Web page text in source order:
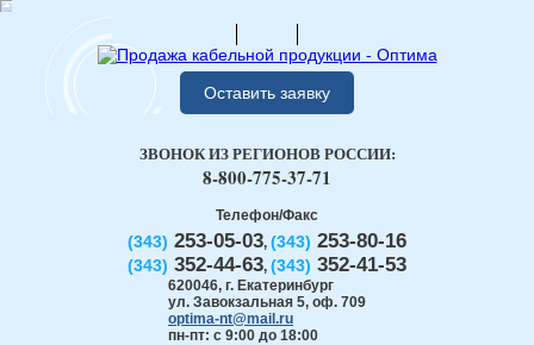
Оставить заявку
Телефон/Факс
(343) 253-05-03, (343) 253-80-16
(343) 352-44-63, (343) 352-41-53
620046, г. Екатеринбург
ул. Завокзальная 5, оф. 709
optima-nt@mail.ru
пн-пт: с 9:00 до 18:00
ЗВОНОК ИЗ РЕГИОНОВ РОССИИ:
8-800-775-37-71